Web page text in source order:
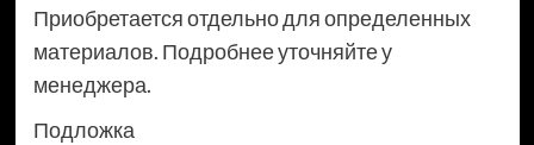
Приобретается отдельно для определенных
материалов. Подробнее уточняйте у
менеджера.
Подложка